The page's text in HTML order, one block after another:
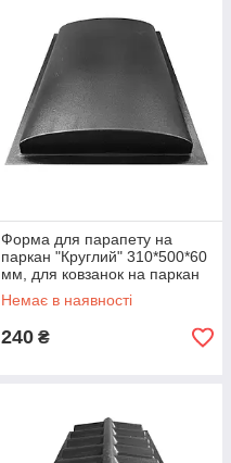
Форма для парапету на
паркан "Круглий" 310*500*60
мм, для ковзанок на паркан
Немає в наявності
240 ₴